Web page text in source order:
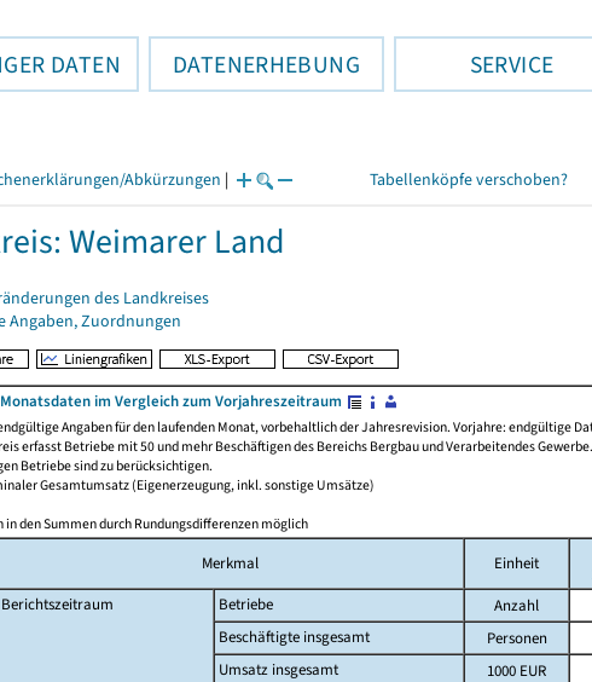
DATEN DATENERHEBUNG SERVICE
Abkürzungen | Tabellenköpfe verschoben?
Weimarer Land
des Landkreises
Angaben, Zuordnungen
im Vergleich zum Vorjahreszeitraum
Angaben für den laufenden Monat, vorbehaltlich der Jahresrevision. Vorjahre: endgültige
erfasst Betriebe mit 50 und mehr Beschäftigen des Bereichs Bergbau und Verarbeitendes
Betriebe sind zu berücksichtigen.
Gesamtumsatz (Eigenerzeugung, inkl. sonstige Umsätze)
in den Summen durch Rundungsdifferenzen möglich
Merkmal Einheit
Berichtszeitraum
Betriebe Anzahl
Beschäftigte insgesamt
Personen
Umsatz insgesamt
1000 EUR